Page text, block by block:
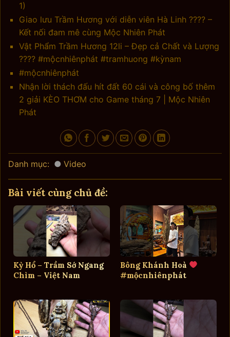
1)
Giao lưu Trầm Hương với diễn viên Hà Linh ???? –
Kết nối đam mê cùng Mộc Nhiên Phát
Vật Phẩm Trầm Hương 12li – Đẹp cả Chất và Lượng
???? #mộcnhiênphát #tramhuong #kỳnam
#mộcnhiênphát
Nhận lời thách đấu hít đất 60 cái và công bố thêm
2 giải KÈO THƠM cho Game tháng 7 | Mộc Nhiên
Phát
Danh mục: Video
Bài viết cùng chủ đề:
Kỳ Hổ – Trầm Sớ Ngang
Chìm – Việt Nam
Bông Khánh Hoà
#mộcnhiênphát